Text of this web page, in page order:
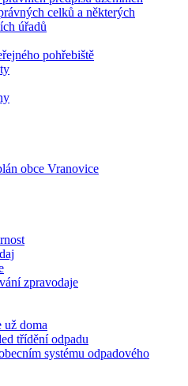
celků a některých
úřadů
pohřebiště
obce Vranovice
zpravodaje
doma
třídění odpadu
systému odpadového